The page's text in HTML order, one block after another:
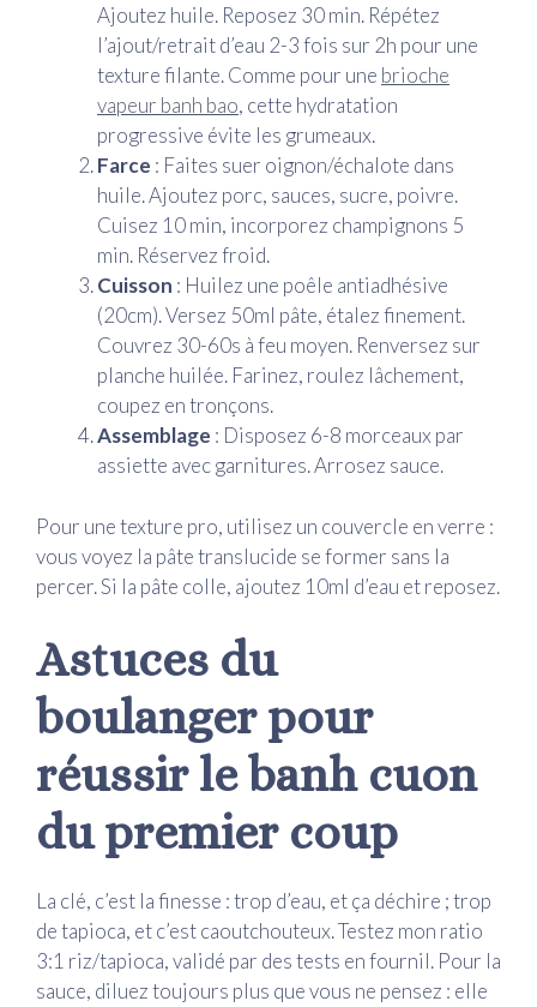
Ajoutez huile. Reposez 30 min. Répétez
l’ajout/retrait d’eau 2-3 fois sur 2h pour une
texture filante. Comme pour une brioche
vapeur banh bao, cette hydratation
progressive évite les grumeaux.
Farce : Faites suer oignon/échalote dans
huile. Ajoutez porc, sauces, sucre, poivre.
Cuisez 10 min, incorporez champignons 5
min. Réservez froid.
Cuisson : Huilez une poêle antiadhésive
(20cm). Versez 50ml pâte, étalez finement.
Couvrez 30-60s à feu moyen. Renversez sur
planche huilée. Farinez, roulez lâchement,
coupez en tronçons.
Assemblage : Disposez 6-8 morceaux par
assiette avec garnitures. Arrosez sauce.
Pour une texture pro, utilisez un couvercle en verre :
vous voyez la pâte translucide se former sans la
percer. Si la pâte colle, ajoutez 10ml d’eau et reposez.
Astuces du
boulanger pour
réussir le banh cuon
du premier coup
La clé, c’est la finesse : trop d’eau, et ça déchire ; trop
de tapioca, et c’est caoutchouteux. Testez mon ratio
3:1 riz/tapioca, validé par des tests en fournil. Pour la
sauce, diluez toujours plus que vous ne pensez : elle